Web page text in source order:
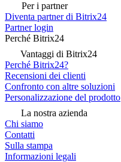
Per i partner
Diventa partner di Bitrix24
Partner login
Perché Bitrix24
Vantaggi di Bitrix24
Perché Bitrix24?
Recensioni dei clienti
Confronto con altre soluzioni
Personalizzazione del prodotto
La nostra azienda
Chi siamo
Contatti
Sulla stampa
Informazioni legali